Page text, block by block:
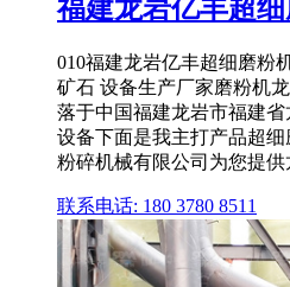
福建龙岩亿丰超
010福建龙岩亿丰超细磨粉
矿石 设备生产厂家磨粉机
落于中国福建龙岩市福建
设备下面是我主打产品超
粉碎机械有限公司为您提供
联系电话: 180 3780 8511